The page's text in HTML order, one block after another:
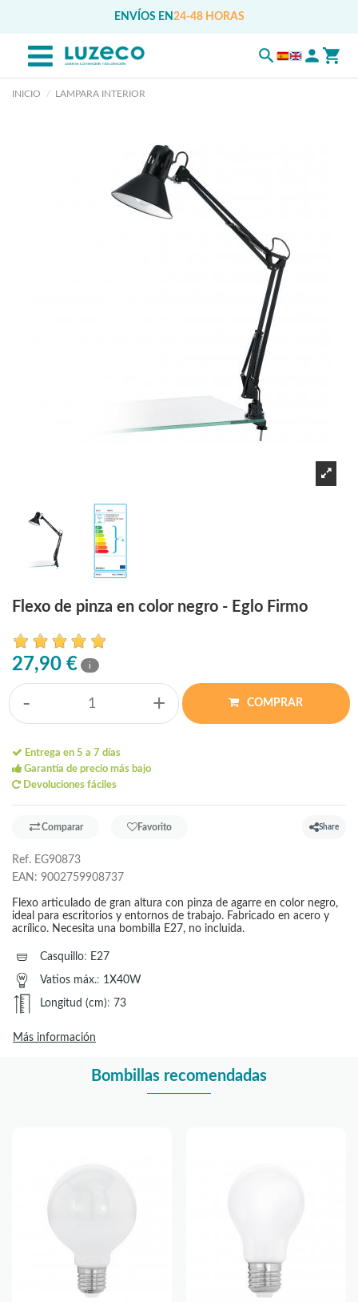
ENVÍOS EN 24-48 HORAS
INICIO LAMPARA INTERIOR
Flexo de pinza en color negro - Eglo Firmo
27,90 € i
- + COMPRAR
Entrega en 5 a 7 días
Garantía de precio más bajo
Devoluciones fáciles
Comparar Favorito Share
Ref. EG90873
EAN: 9002759908737
Flexo articulado de gran altura con pinza de agarre en color negro,
ideal para escritorios y entornos de trabajo. Fabricado en acero y
acrílico. Necesita una bombilla E27, no incluida.
Casquillo: E27
Vatios máx.: 1X40W
Longitud (cm): 73
Más información
Bombillas recomendadas